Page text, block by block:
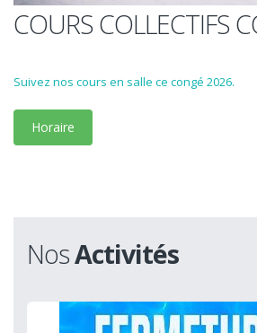
COURS COLLECTIFS
Suivez nos cours en salle ce congé 2026.
Horaire
NosActivités